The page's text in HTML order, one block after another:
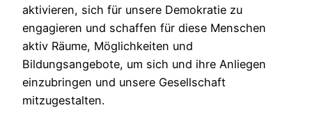
aktivieren, sich für unsere Demokratie zu
engagieren und schaffen für diese Menschen
aktiv Räume, Möglichkeiten und
Bildungsangebote, um sich und ihre Anliegen
einzubringen und unsere Gesellschaft
mitzugestalten.